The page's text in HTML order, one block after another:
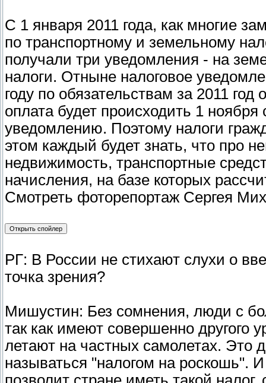
С 1 января 2011 года, как многие
по транспортному и земельному
получали три уведомления - на
налоги. Отныне налоговое
году по обязательствам за 2011
оплата будет происходить 1
уведомлению. Поэтому налоги
этом каждый будет знать, что про
недвижимость, транспортные
начисления, на базе которых
Смотреть фоторепортаж Сергея
РГ: В России не стихают слухи о
точка зрения?
Мишустин: Без сомнения, люди с
так как имеют совершенно
летают на частных самолетах. Это
называться "налогом на роскошь".